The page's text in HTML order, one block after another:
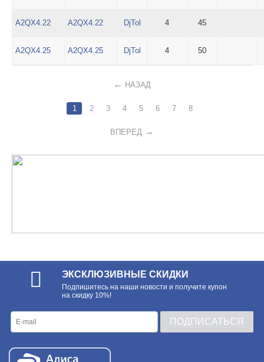
A2QX4.22 A2QX4.22 DjTol 4 45
A2QX4.25 A2QX4.25 DjTol 4 50
НАЗАД
1 2 3 4 5 6 7 8
ВПЕРЕД
ЭКСКЛЮЗИВНЫЕ СКИДКИ
Подпишитесь на наши новости и получите купон
на скидку 10%!
ПОДПИСАТЬСЯ